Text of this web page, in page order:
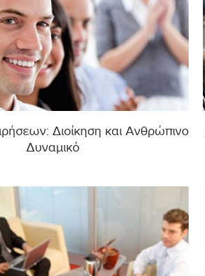
Διοίκηση και Ανθρώπινο
Δυναμικό